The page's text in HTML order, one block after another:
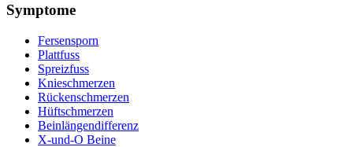
Symptome
Fersensporn
Plattfuss
Spreizfuss
Knieschmerzen
Rückenschmerzen
Hüftschmerzen
Beinlängendifferenz
X-und-O Beine